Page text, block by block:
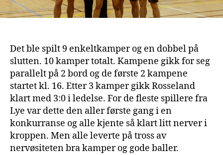
Det ble spilt 9 enkeltkamper og en dobbel på
slutten. 10 kamper totalt. Kampene gikk for seg
parallelt på 2 bord og de første 2 kampene
startet kl. 16. Etter 3 kamper gikk Rosseland
klart med 3:0 i ledelse. For de fleste spillere fra
Lye var dette den aller første gang i en
konkurranse og alle kjente så klart litt nerver i
kroppen. Men alle leverte på tross av
nervøsiteten bra kamper og gode baller.